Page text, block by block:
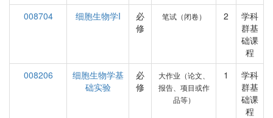
008704
细胞生物学I
必
修
笔试（闭卷） 2
学科
群基
础课
程
008206
细胞生物学基
础实验
必
修
大作业（论文、
报告、项目或作
品等）
1
学科
群基
础课
程